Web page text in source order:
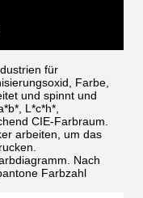
für
Farbe,
und spinnt und
L*c*h*,
CIE-Farbraum.
arbeiten, um das
Nach
Farbzahl